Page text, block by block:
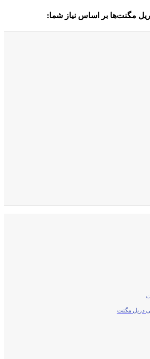
مگنت‌ها بر اساس نیاز شما:
دریل مگنت